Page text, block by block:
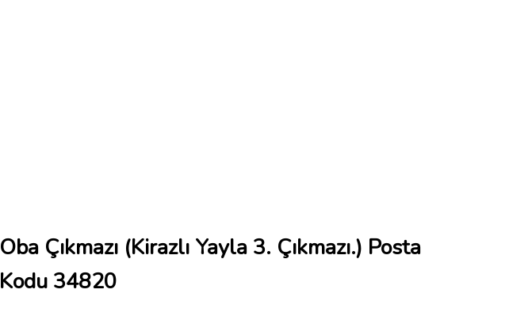
Oba Çıkmazı (Kirazlı Yayla 3. Çıkmazı.) Posta
Kodu 34820